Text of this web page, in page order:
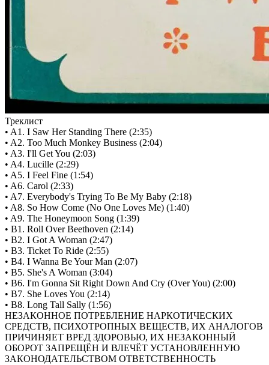
Треклист
• A1. I Saw Her Standing There (2:35)
• A2. Too Much Monkey Business (2:04)
• A3. I'll Get You (2:03)
• A4. Lucille (2:29)
• A5. I Feel Fine (1:54)
• A6. Carol (2:33)
• A7. Everybody's Trying To Be My Baby (2:18)
• A8. So How Come (No One Loves Me) (1:40)
• A9. The Honeymoon Song (1:39)
• B1. Roll Over Beethoven (2:14)
• B2. I Got A Woman (2:47)
• B3. Ticket To Ride (2:55)
• B4. I Wanna Be Your Man (2:07)
• B5. She's A Woman (3:04)
• B6. I'm Gonna Sit Right Down And Cry (Over You) (2:00)
• B7. She Loves You (2:14)
• B8. Long Tall Sally (1:56)
НЕЗАКОННОЕ ПОТРЕБЛЕНИЕ НАРКОТИЧЕСКИХ
СРЕДСТВ, ПСИХОТРОПНЫХ ВЕЩЕСТВ, ИХ АНАЛОГОВ
ПРИЧИНЯЕТ ВРЕД ЗДОРОВЬЮ, ИХ НЕЗАКОННЫЙ
ОБОРОТ ЗАПРЕЩЁН И ВЛЕЧЁТ УСТАНОВЛЕННУЮ
ЗАКОНОДАТЕЛЬСТВОМ ОТВЕТСТВЕННОСТЬ